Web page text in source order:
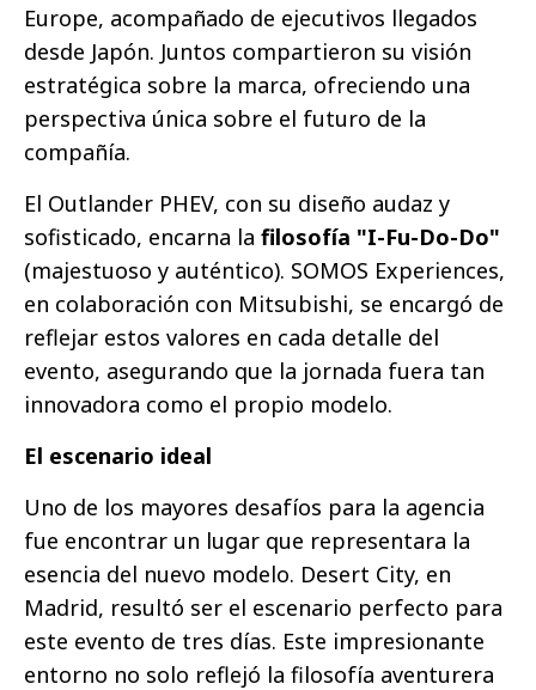
Europe, acompañado de ejecutivos llegados
desde Japón. Juntos compartieron su visión
estratégica sobre la marca, ofreciendo una
perspectiva única sobre el futuro de la
compañía.
El Outlander PHEV, con su diseño audaz y
sofisticado, encarna la filosofía "I-Fu-Do-Do"
(majestuoso y auténtico). SOMOS Experiences,
en colaboración con Mitsubishi, se encargó de
reflejar estos valores en cada detalle del
evento, asegurando que la jornada fuera tan
innovadora como el propio modelo.
El escenario ideal
Uno de los mayores desafíos para la agencia
fue encontrar un lugar que representara la
esencia del nuevo modelo. Desert City, en
Madrid, resultó ser el escenario perfecto para
este evento de tres días. Este impresionante
entorno no solo reflejó la filosofía aventurera